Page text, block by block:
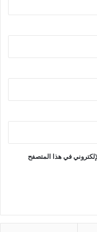
في هذا المتصفح